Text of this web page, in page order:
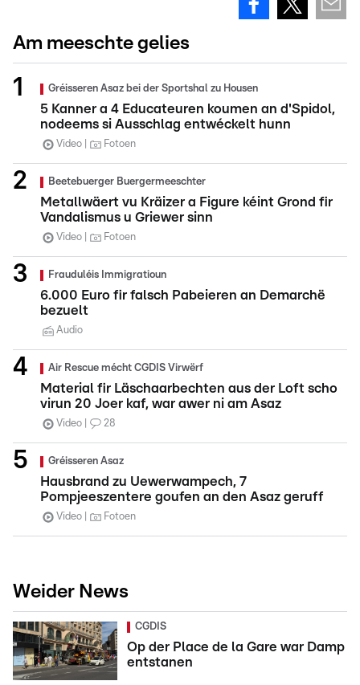
Am meeschte gelies
Gréisseren Asaz bei der Sportshal zu Housen
5 Kanner a 4 Educateuren koumen an d'Spidol,
nodeems si Ausschlag entwéckelt hunn
Video Fotoen
Beetebuerger Buergermeeschter
Metallwäert vu Kräizer a Figure kéint Grond fir
Vandalismus u Griewer sinn
Video Fotoen
Frauduléis Immigratioun
6.000 Euro fir falsch Pabeieren an Demarchë
bezuelt
Audio
Air Rescue mécht CGDIS Virwërf
Material fir Läschaarbechten aus der Loft scho
virun 20 Joer kaf, war awer ni am Asaz
Video 28
Gréisseren Asaz
Hausbrand zu Uewerwampech, 7
Pompjeeszentere goufen an den Asaz geruff
Video Fotoen
Weider News
CGDIS
Op der Place de la Gare war Damp
entstanen